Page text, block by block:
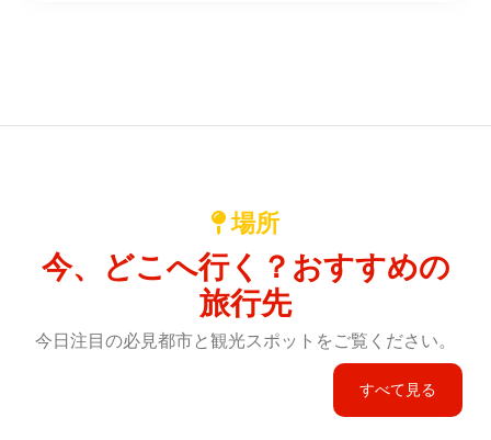
場所
今、どこへ行く？おすすめの
旅行先
今日注目の必見都市と観光スポットをご覧ください。
すべて見る